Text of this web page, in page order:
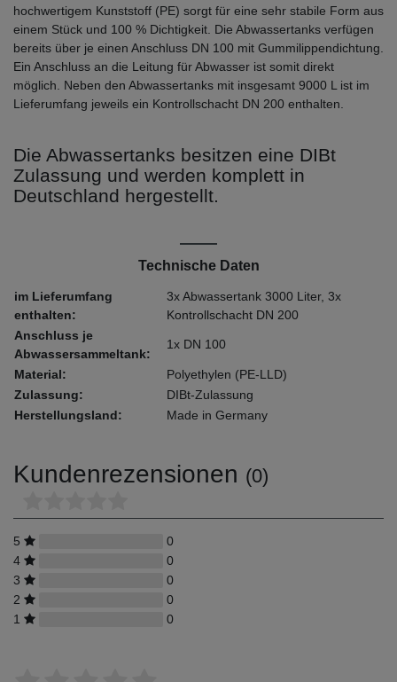
hochwertigem Kunststoff (PE) sorgt für eine sehr stabile Form aus
einem Stück und 100 % Dichtigkeit. Die Abwassertanks verfügen
bereits über je einen Anschluss DN 100 mit Gummilippendichtung.
Ein Anschluss an die Leitung für Abwasser ist somit direkt
möglich. Neben den Abwassertanks mit insgesamt 9000 L ist im
Lieferumfang jeweils ein Kontrollschacht DN 200 enthalten.
Die Abwassertanks besitzen eine DIBt
Zulassung und werden komplett in
Deutschland hergestellt.
Technische Daten
im Lieferumfang
enthalten:
3x Abwassertank 3000 Liter, 3x
Kontrollschacht DN 200
Anschluss je
Abwassersammeltank:
1x DN 100
Material:
Polyethylen (PE-LLD)
Zulassung:
DIBt-Zulassung
Herstellungsland:
Made in Germany
Kundenrezensionen (0)
5
0
4
0
3
0
2
0
1
0